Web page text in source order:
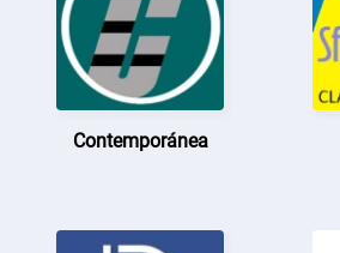
Contemporánea